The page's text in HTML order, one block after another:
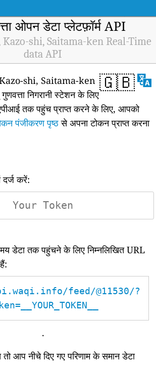
ओपन डेटा प्लेटफ़ॉर्म API
shi, Saitama-ken Real-Time
data API
🇬🇧
shi, Saitama-ken
निगरानी स्टेशन के लिए
तक पहुंच प्राप्त करने के लिए, आपको
पंजीकरण पृष्ठसे अपना टोकन प्राप्त करना
दर्ज करें:
डेटा तक पहुंचने के लिए निम्नलिखित URL
feed/@11530/?
.
आप नीचे दिए गए परिणाम के समान डेटा